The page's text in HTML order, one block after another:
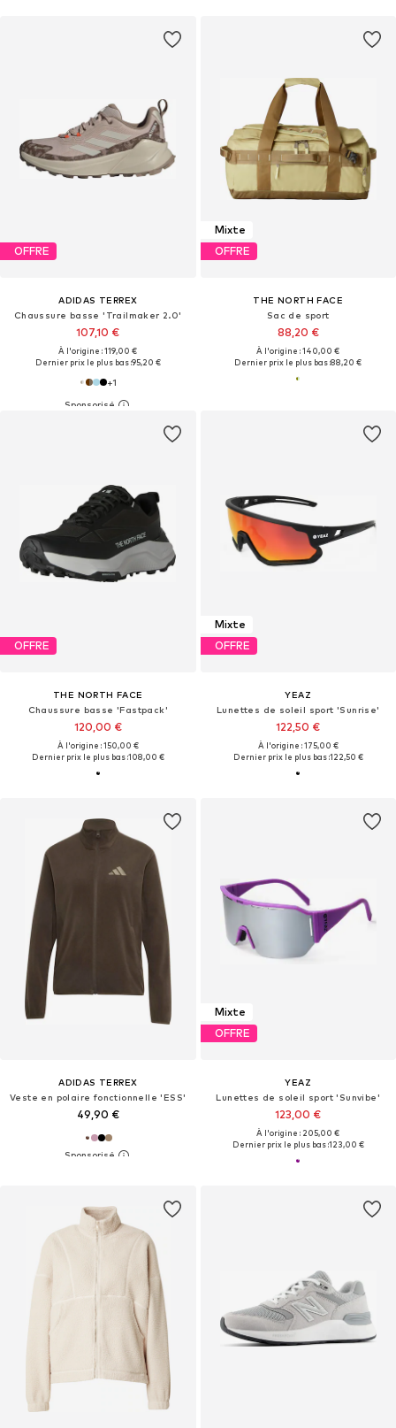
OFFRE
ADIDAS TERREX
Chaussure basse 'Trailmaker 2.0'
107,10 €
À l'origine : 119,00 €
Dernier prix le plus bas :95,20 €
+1
Mixte
OFFRE
THE NORTH FACE
Sac de sport
88,20 €
À l'origine : 140,00 €
Dernier prix le plus bas :88,20 €
OFFRE
THE NORTH FACE
Chaussure basse 'Fastpack'
120,00 €
À l'origine : 150,00 €
Dernier prix le plus bas :108,00 €
Mixte
OFFRE
YEAZ
Lunettes de soleil sport 'Sunrise'
122,50 €
À l'origine : 175,00 €
Dernier prix le plus bas :122,50 €
ADIDAS TERREX
Veste en polaire fonctionnelle 'ESS'
49,90 €
Mixte
OFFRE
YEAZ
Lunettes de soleil sport 'Sunvibe'
123,00 €
À l'origine : 205,00 €
Dernier prix le plus bas :123,00 €